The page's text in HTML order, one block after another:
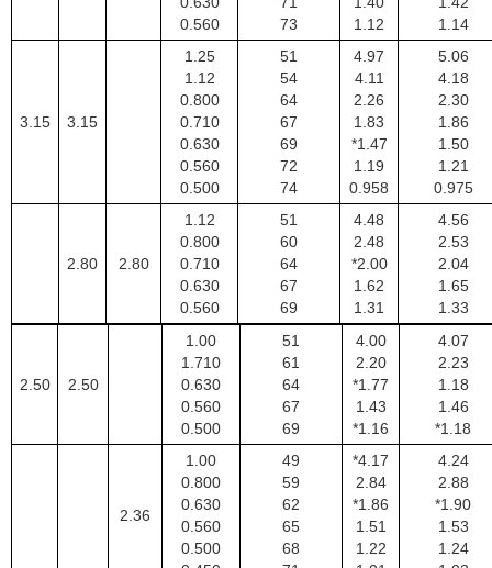
0.560
73
1.12
1.14
3.15 3.15
1.25
1.12
0.800
0.710
0.630
0.560
0.500
51
54
64
67
69
72
74
4.97
4.11
2.26
1.83
*1.47
1.19
0.958
5.06
4.18
2.30
1.86
1.50
1.21
0.975
2.80 2.80
1.12
0.800
0.710
0.630
0.560
51
60
64
67
69
4.48
2.48
*2.00
1.62
1.31
4.56
2.53
2.04
1.65
1.33
2.50 2.50
1.00
1.710
0.630
0.560
0.500
51
61
64
67
69
4.00
2.20
*1.77
1.43
*1.16
4.07
2.23
1.18
1.46
*1.18
2.36
1.00
0.800
0.630
0.560
0.500
49
59
62
65
68
*4.17
2.84
*1.86
1.51
1.22
4.24
2.88
*1.90
1.53
1.24